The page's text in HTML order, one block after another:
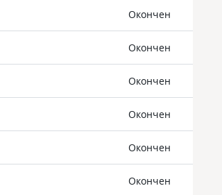
Oкончен
Oкончен
Oкончен
Oкончен
Oкончен
Oкончен